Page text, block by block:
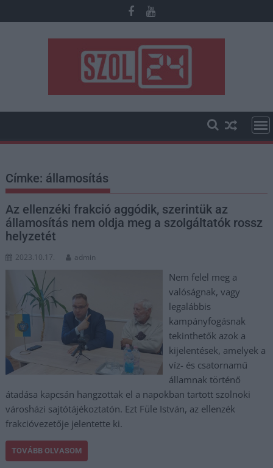
to
Címke: államosítás
Az ellenzéki frakció aggódik, szerintük az
államosítás nem oldja meg a szolgáltatók rossz
helyzetét
2023.10.17. admin
Nem felel meg a
valóságnak, vagy
legalábbis
kampányfogásnak
tekinthetők azok a
kijelentések, amelyek a
víz- és csatornamű
államnak történő
átadása kapcsán hangzottak el a napokban tartott szolnoki
városházi sajtótájékoztatón. Ezt Füle István, az ellenzék
frakcióvezetője jelentette ki.
TOVÁBB OLVASOM